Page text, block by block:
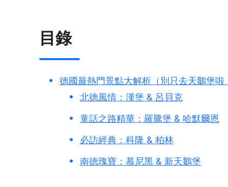
目錄
德國最熱門景點大解析（別只去天鵝堡啦
北德風情：漢堡 & 呂貝克
童話之路精華：羅騰堡 & 哈默爾恩
必訪經典：科隆 & 柏林
南德瑰寶：慕尼黑 & 新天鵝堡